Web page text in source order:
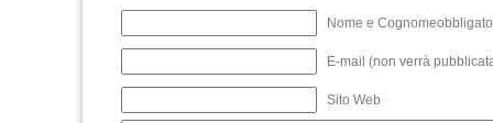
Nome e
E-mail (non verrà
Sito Web